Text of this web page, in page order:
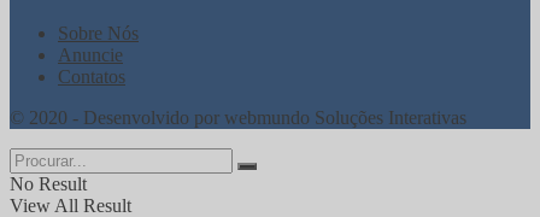
Sobre Nós
Anuncie
Contatos
© 2020 - Desenvolvido por webmundo Soluções Interativas
No Result
View All Result